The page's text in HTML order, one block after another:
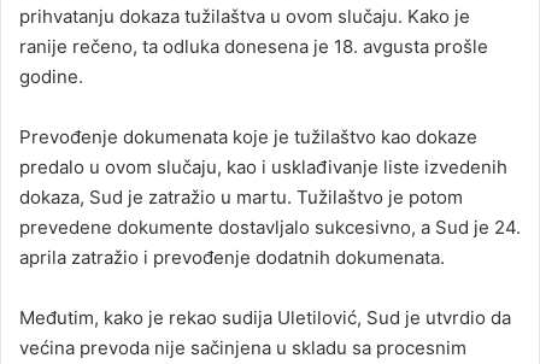
prihvatanju dokaza tužilaštva u ovom slučaju. Kako je
ranije rečeno, ta odluka donesena je 18. avgusta prošle
godine.
Prevođenje dokumenata koje je tužilaštvo kao dokaze
predalo u ovom slučaju, kao i usklađivanje liste izvedenih
dokaza, Sud je zatražio u martu. Tužilaštvo je potom
prevedene dokumente dostavljalo sukcesivno, a Sud je 24.
aprila zatražio i prevođenje dodatnih dokumenata.
Međutim, kako je rekao sudija Uletilović, Sud je utvrdio da
većina prevoda nije sačinjena u skladu sa procesnim